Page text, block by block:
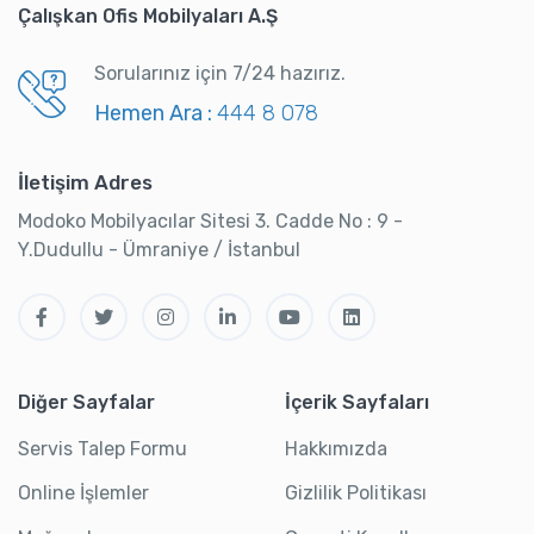
Çalışkan Ofis Mobilyaları A.Ş
Sorularınız için 7/24 hazırız.
Hemen Ara : 444 8 078
İletişim Adres
Modoko Mobilyacılar Sitesi 3. Cadde No : 9 -
Y.Dudullu - Ümraniye / İstanbul
Diğer Sayfalar
Servis Talep Formu
Online İşlemler
İçerik Sayfaları
Hakkımızda
Gizlilik Politikası